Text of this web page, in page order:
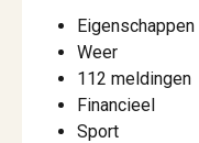
Eigenschappen
Weer
112 meldingen
Financieel
Sport